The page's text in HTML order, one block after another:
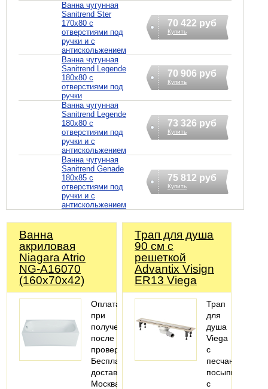
Ванна чугунная
Sanitrend Ster
170х80 с
отверстиями под
ручки и с
антискольжением
70 422 руб
Купить
Ванна чугунная
Sanitrend Legende
180х80 с
отверстиями под
ручки
70 906 руб
Купить
Ванна чугунная
Sanitrend Legende
180х80 с
отверстиями под
ручки и с
антискольжением
73 326 руб
Купить
Ванна чугунная
Sanitrend Genade
180х85 с
отверстиями под
ручки и с
антискольжением
75 812 руб
Купить
Ванна
акриловая
Niagara Atrio
NG-A16070
(160х70х42)
Оплата
при
получении
после
проверки
Бесплатная
доставка
Москва
Трап для душа
90 см с
решеткой
Advantix Visign
ER13 Viega
Трап
для
душа
Viega
с
песчаной
посыпкой,
с